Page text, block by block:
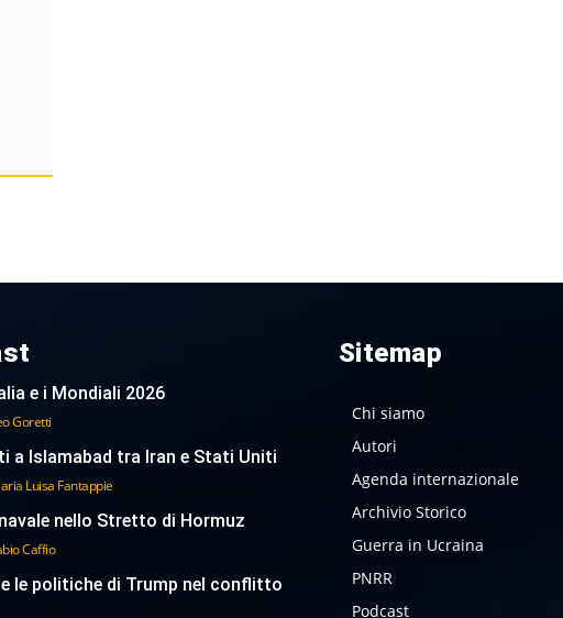
e i Mondiali 2026
Goretti
a Islamabad tra Iran e Stati Uniti
Luisa Fantappie
navale nello Stretto di Hormuz
Caffio
le politiche di Trump nel conflitto
Sitemap
Chi siamo
Autori
Agenda internazionale
Archivio Storico
Guerra in Ucraina
PNRR
Podcast